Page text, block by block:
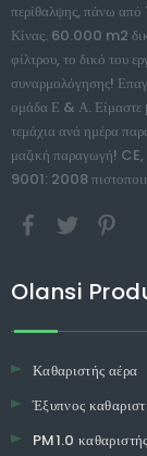
περίθαλψης, πάνω
Κίνας. 60.000 m2
φίλτρου, το δικό του
συναρμολόγησης!
ομάδα Ε & Α.
τεμάχια ανά ημέρα
μαζική παραγωγή!
9001: 2008
Olansi
Καθαριστής αέρα
Έξυπνος
PM1.0